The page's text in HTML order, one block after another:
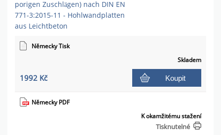
porigen Zuschlägen) nach DIN EN
771-3:2015-11 - Hohlwandplatten
aus Leichtbeton
Německy Tisk
Skladem
1992 Kč Koupit
Německy PDF
K okamžitému stažení
Tisknutelné